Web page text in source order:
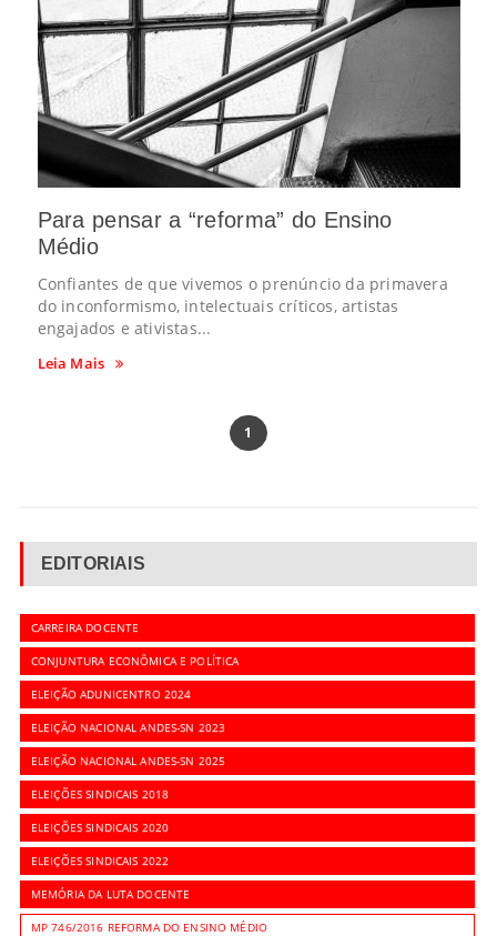
Para pensar a “reforma” do Ensino
Médio
Confiantes de que vivemos o prenúncio da primavera
do inconformismo, intelectuais críticos, artistas
engajados e ativistas...
Leia Mais
1
EDITORIAIS
CARREIRA DOCENTE
CONJUNTURA ECONÔMICA E POLÍTICA
ELEIÇÃO ADUNICENTRO 2024
ELEIÇÃO NACIONAL ANDES-SN 2023
ELEIÇÃO NACIONAL ANDES-SN 2025
ELEIÇÕES SINDICAIS 2018
ELEIÇÕES SINDICAIS 2020
ELEIÇÕES SINDICAIS 2022
MEMÓRIA DA LUTA DOCENTE
MP 746/2016 REFORMA DO ENSINO MÉDIO